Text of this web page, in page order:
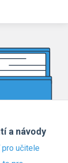
a návody
pro učitele